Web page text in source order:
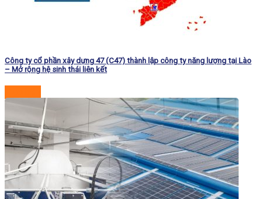
Công ty cổ phần xây dựng 47 (C47) thành lập công ty năng lượng tại Lào
– Mở rộng hệ sinh thái liên kết